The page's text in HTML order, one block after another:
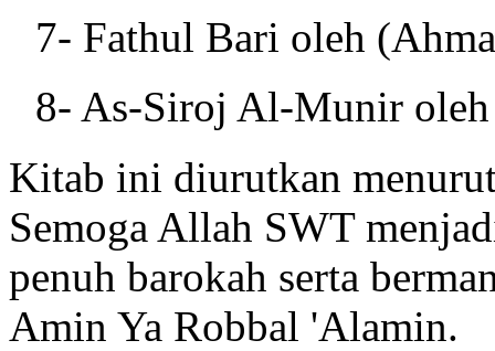
7- Fathul Bari oleh
8- As-Siroj Al-Munir
Kitab ini diurutkan
Semoga Allah SWT
penuh barokah serta
Amin Ya Robbal 'Alamin.